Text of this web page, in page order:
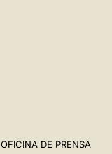
OFICINA DE PRENSA